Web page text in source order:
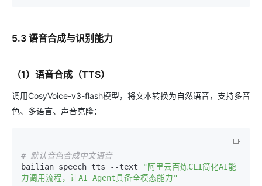
5.3 语音合成与识别能力
（1）语音合成（TTS）
调用CosyVoice-v3-flash模型，将文本转换为自然语音，支持多音
色、多语言、声音克隆：
# 默认音色合成中文语音
bailian speech tts --text
"阿里云百炼CLI简化AI能
力调用流程，让AI Agent具备全模态能力"